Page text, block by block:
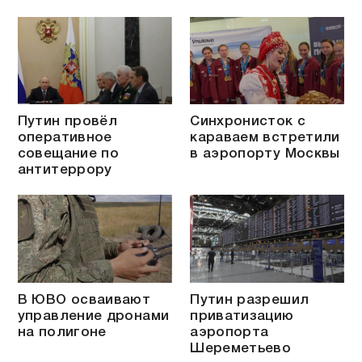
Путин провёл
оперативное
совещание по
антитеррору
Синхронисток с
караваем встретили
в аэропорту Москвы
В ЮВО осваивают
управление дронами
на полигоне
Путин разрешил
приватизацию
аэропорта
Шереметьево